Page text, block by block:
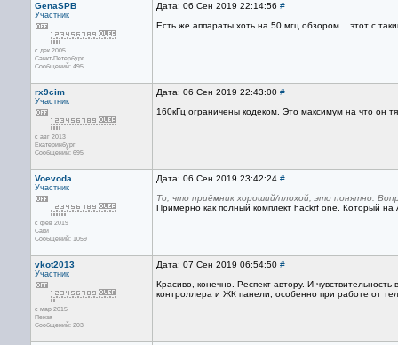
GenaSPB
Участник
с дек 2005
Санкт-Петербург
Сообщений: 495
Дата: 06 Сен 2019 22:14:56 #
Есть же аппараты хоть на 50 мгц обзором... этот с
rx9cim
Участник
с авг 2013
Екатеринбург
Сообщений: 695
Дата: 06 Сен 2019 22:43:00 #
160кГц ограничены кодеком. Это максимум на что он
Voevoda
Участник
с фев 2019
Саки
Сообщений: 1059
Дата: 06 Сен 2019 23:42:24 #
То, что приёмник хороший/плохой, это понятно.
Примерно как полный комплект hackrf one. Который на
vkot2013
Участник
с мар 2015
Пенза
Сообщений: 203
Дата: 07 Сен 2019 06:54:50 #
Красиво, конечно. Респект автору. И
контроллера и ЖК панели, особенно при работе от